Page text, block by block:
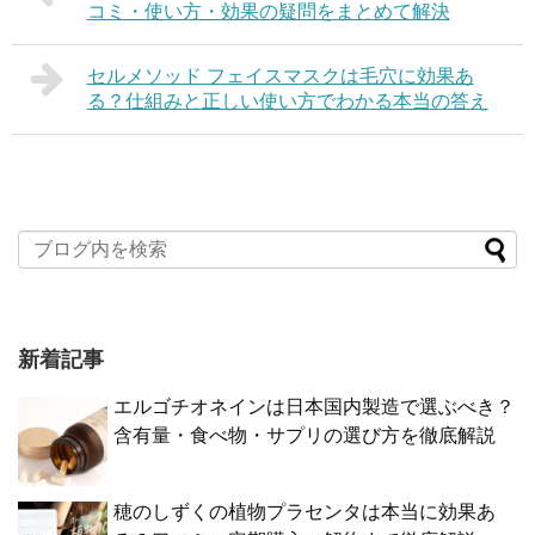
コミ・使い方・効果の疑問をまとめて解決
セルメソッド フェイスマスクは毛穴に効果あ
る？仕組みと正しい使い方でわかる本当の答え
新着記事
エルゴチオネインは日本国内製造で選ぶべき？
含有量・食べ物・サプリの選び方を徹底解説
穂のしずくの植物プラセンタは本当に効果あ